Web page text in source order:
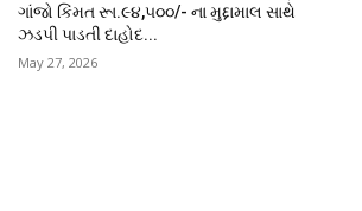
ગાંજો કિંમત રૂા.૯૪,૫૦૦/- ના મુદ્દામાલ સાથે
ઝડપી પાડતી દાહોદ...
May 27, 2026